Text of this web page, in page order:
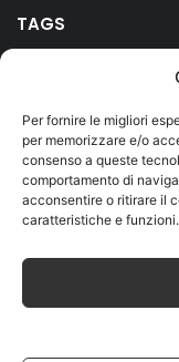
Per fornire le migliori
per memorizzare e/o
consenso a queste
comportamento di
acconsentire o ritirare il
caratteristiche e funzioni.
TAGS
Duomo Firenze
Milano montagna
Sicilia terme